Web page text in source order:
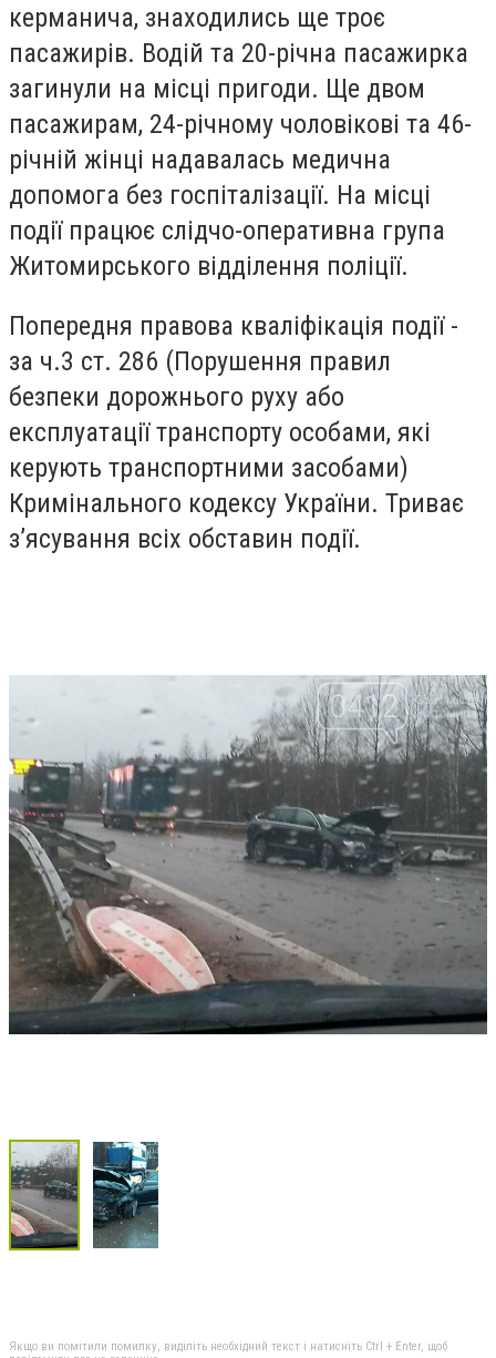
керманича, знаходились ще троє
пасажирів. Водій та 20-річна пасажирка
загинули на місці пригоди. Ще двом
пасажирам, 24-річному чоловікові та 46-
річній жінці надавалась медична
допомога без госпіталізації. На місці
події працює слідчо-оперативна група
Житомирського відділення поліції.
Попередня правова кваліфікація події -
за ч.3 ст. 286 (Порушення правил
безпеки дорожнього руху або
експлуатації транспорту особами, які
керують транспортними засобами)
Кримінального кодексу України. Триває
з’ясування всіх обставин події.
Якщо ви помітили помилку, виділіть необхідний текст і натисніть Ctrl + Enter, щоб